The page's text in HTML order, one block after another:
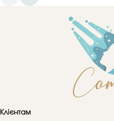
Клієнтам